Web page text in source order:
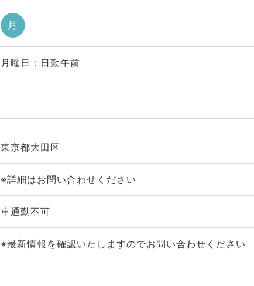
月
月曜日 : 日勤午前
東京都大田区
※詳細はお問い合わせください
車通勤不可
※最新情報を確認いたしますのでお問い合わせください